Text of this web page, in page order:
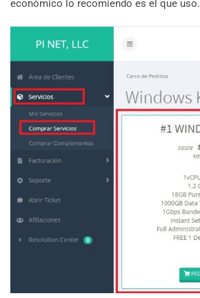
económico lo recomiendo es el que uso.